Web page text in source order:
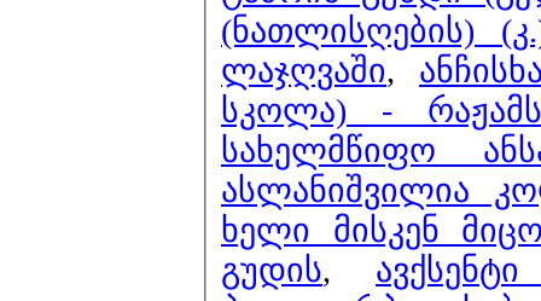
(ნათლისღების)
ლაჯღვაში,
სკოლა) -
სახელმწიფო
ასლანიშვილია
ხელი მისკენ
გუდის,